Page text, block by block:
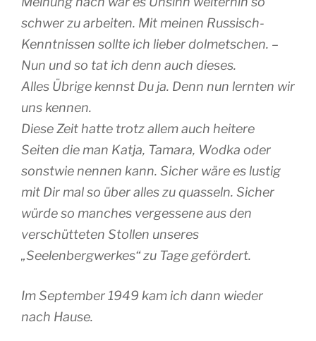
schwer zu arbeiten. Mit meinen Russisch-
Kenntnissen sollte ich lieber dolmetschen. –
Nun und so tat ich denn auch dieses.
Alles Übrige kennst Du ja. Denn nun lernten wir
uns kennen.
Diese Zeit hatte trotz allem auch heitere
Seiten die man Katja, Tamara, Wodka oder
sonstwie nennen kann. Sicher wäre es lustig
mit Dir mal so über alles zu quasseln. Sicher
würde so manches vergessene aus den
verschütteten Stollen unseres
„Seelenbergwerkes“ zu Tage gefördert.
Im September 1949 kam ich dann wieder
nach Hause.